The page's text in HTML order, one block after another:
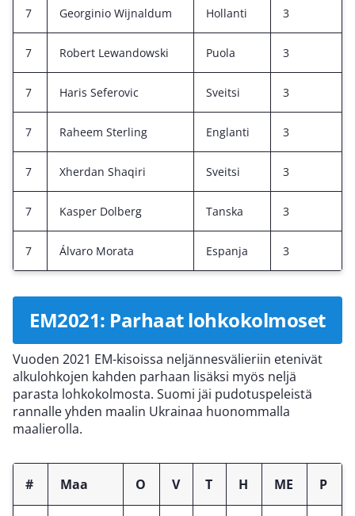
7 Georginio Wijnaldum Hollanti 3
7 Robert Lewandowski Puola 3
7 Haris Seferovic Sveitsi 3
7 Raheem Sterling Englanti 3
7 Xherdan Shaqiri Sveitsi 3
7 Kasper Dolberg Tanska 3
7 Álvaro Morata Espanja 3
EM2021: Parhaat lohkokolmoset
Vuoden 2021 EM-kisoissa neljännesvälieriin etenivät
alkulohkojen kahden parhaan lisäksi myös neljä
parasta lohkokolmosta. Suomi jäi pudotuspeleistä
rannalle yhden maalin Ukrainaa huonommalla
maalierolla.
# Maa O V T H ME P